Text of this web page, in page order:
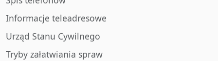
Informacje teleadresowe
Urząd Stanu Cywilnego
Tryby załatwiania spraw